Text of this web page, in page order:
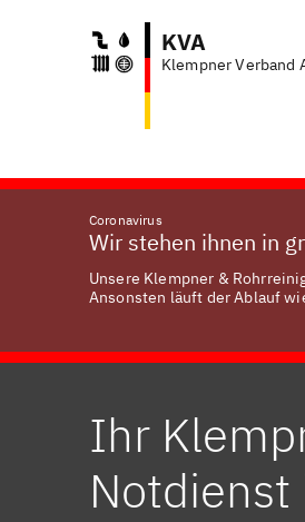
KVA
Klempner Verband
Coronavirus
Wir stehen ihnen in
Unsere Klempner &
Ansonsten läuft der Ablauf
Ihr